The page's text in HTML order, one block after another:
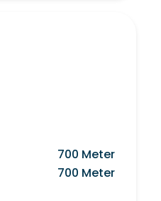
700 Meter
700 Meter